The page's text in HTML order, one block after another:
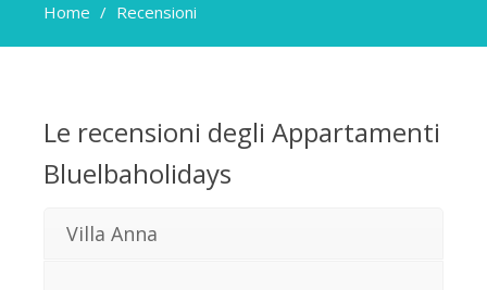
Home / Recensioni
Le recensioni degli Appartamenti
Bluelbaholidays
Villa Anna